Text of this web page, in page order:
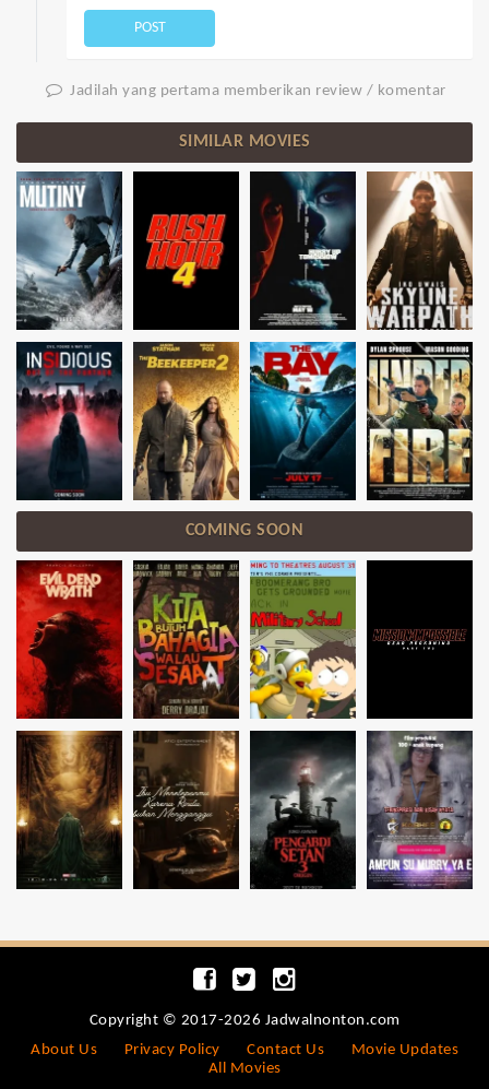
POST
Jadilah yang pertama memberikan review / komentar
SIMILAR MOVIES
COMING SOON
Copyright © 2017-2026 Jadwalnonton.com
About Us
Privacy Policy Contact Us
Movie Updates
All Movies